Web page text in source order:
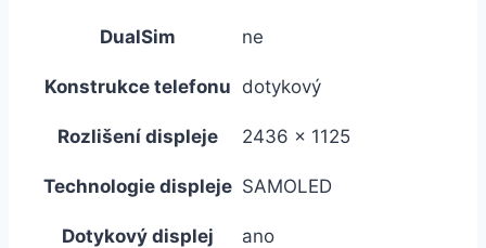
DualSim ne
Konstrukce telefonu dotykový
Rozlišení displeje 2436 x 1125
Technologie displeje SAMOLED
Dotykový displej ano